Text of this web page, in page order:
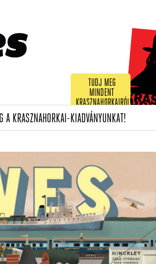
TUDJ MEG
MINDENT
KRASZNAHORKAIRÓL!
A KRASZNAHORKAI-KIADVÁNYUNKAT!(CURRENT)